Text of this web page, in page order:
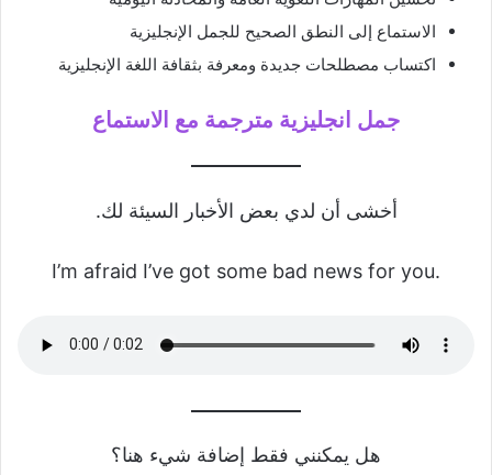
الاستماع إلى النطق الصحيح للجمل الإنجليزية
اكتساب مصطلحات جديدة ومعرفة بثقافة اللغة الإنجليزية
جمل انجليزية مترجمة مع الاستماع
أخشى أن لدي بعض الأخبار السيئة لك.
I’m afraid I’ve got some bad news for you.
هل يمكنني فقط إضافة شيء هنا؟